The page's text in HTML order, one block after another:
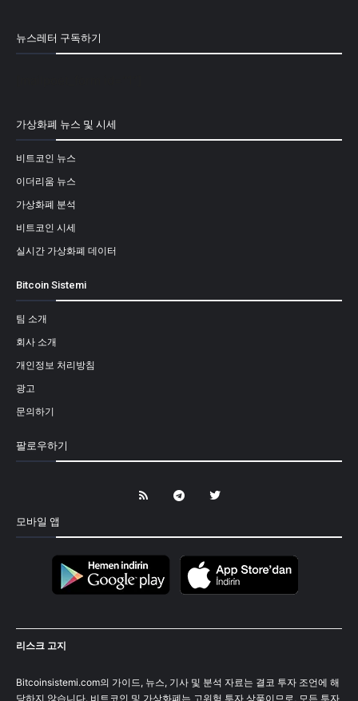
뉴스레터 구독하기
가상화폐 뉴스 및 시세
비트코인 뉴스
이더리움 뉴스
가상화폐 분석
비트코인 시세
실시간 가상화폐 데이터
Bitcoin Sistemi
팀 소개
회사 소개
개인정보 처리방침
광고
문의하기
팔로우하기
모바일 앱
리스크 고지
Bitcoinsistemi.com의 가이드, 뉴스, 기사 및 분석 자료는 결코 투자 조언에 해
당하지 않습니다. 비트코인 및 가상화폐는 고위험 투자 상품이므로, 모든 투자